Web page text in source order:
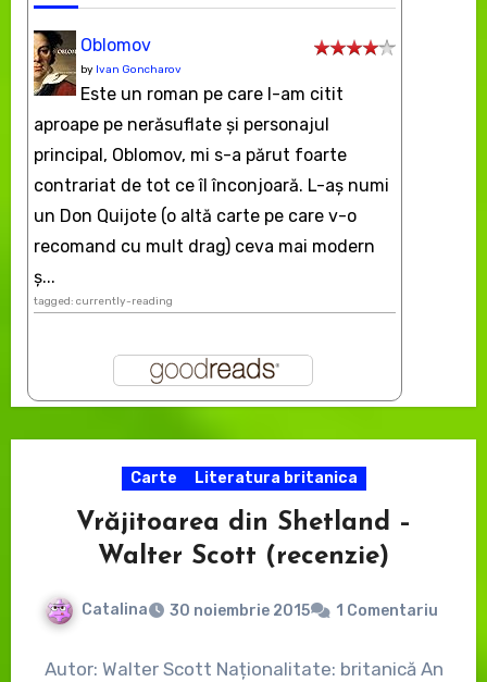
Oblomov
by Ivan Goncharov
Este un roman pe care l-am citit
aproape pe nerăsuflate şi personajul
principal, Oblomov, mi s-a părut foarte
contrariat de tot ce îl înconjoară. L-aş numi
un Don Quijote (o altă carte pe care v-o
recomand cu mult drag) ceva mai modern
ș...
tagged: currently-reading
Carte Literatura britanica
Vrăjitoarea din Shetland –
Walter Scott (recenzie)
Catalina 30 noiembrie 2015 1 Comentariu
Autor: Walter Scott Naționalitate: britanică An